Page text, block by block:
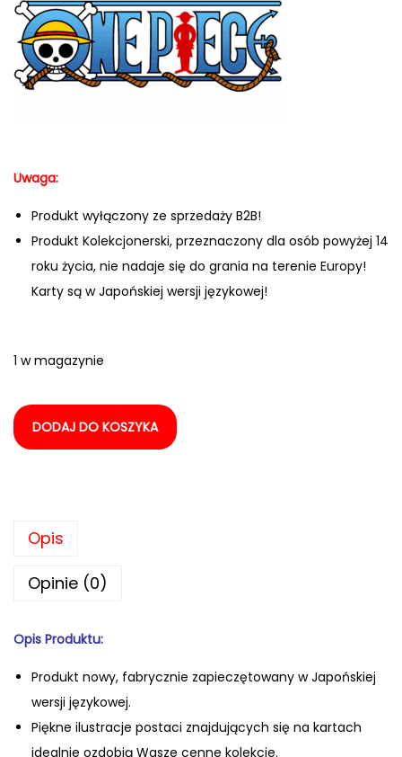
Uwaga:
Produkt wyłączony ze sprzedaży B2B!
Produkt Kolekcjonerski, przeznaczony dla osób powyżej 14
roku życia, nie nadaje się do grania na terenie Europy!
Karty są w Japońskiej wersji językowej!
1 w magazynie
DODAJ DO KOSZYKA
Opis
Opinie (0)
Opis Produktu:
Produkt nowy, fabrycznie zapieczętowany w Japońskiej
wersji językowej.
Piękne ilustracje postaci znajdujących się na kartach
idealnie ozdobią Wasze cenne kolekcje.